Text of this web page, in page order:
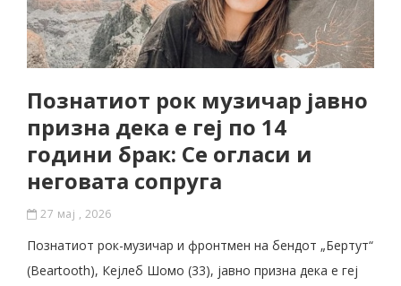
Познатиот рок музичар јавно
призна дека е геј по 14
години брак: Се огласи и
неговата сопруга
27 мај , 2026
Познатиот рок-музичар и фронтмен на бендот „Бертут“
(Beartooth), Кејлеб Шомо (33), јавно призна дека е геј